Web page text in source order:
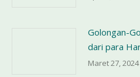
Golongan-
dari para
Maret 27, 2024